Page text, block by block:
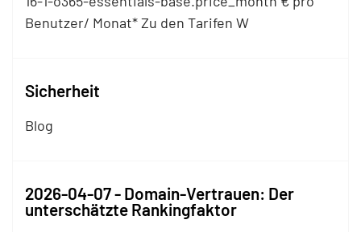
Benutzer/ Monat* Zu den Tarifen W
Sicherheit
Blog
2026-04-07 - Domain-Vertrauen: Der
unterschätzte Rankingfaktor